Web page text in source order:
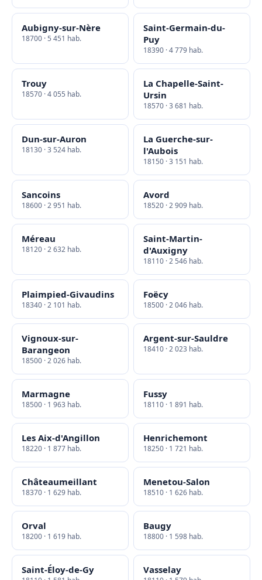
Aubigny-sur-Nère
18700 · 5 451 hab.
Saint-Germain-du-
Puy
18390 · 4 779 hab.
Trouy
18570 · 4 055 hab.
La Chapelle-Saint-
Ursin
18570 · 3 681 hab.
Dun-sur-Auron
18130 · 3 524 hab.
La Guerche-sur-
l'Aubois
18150 · 3 151 hab.
Sancoins
18600 · 2 951 hab.
Avord
18520 · 2 909 hab.
Méreau
18120 · 2 632 hab.
Saint-Martin-
d'Auxigny
18110 · 2 546 hab.
Plaimpied-Givaudins
18340 · 2 101 hab.
Foëcy
18500 · 2 046 hab.
Vignoux-sur-
Barangeon
18500 · 2 026 hab.
Argent-sur-Sauldre
18410 · 2 023 hab.
Marmagne
18500 · 1 963 hab.
Fussy
18110 · 1 891 hab.
Les Aix-d'Angillon
18220 · 1 877 hab.
Henrichemont
18250 · 1 721 hab.
Châteaumeillant
18370 · 1 629 hab.
Menetou-Salon
18510 · 1 626 hab.
Orval
18200 · 1 619 hab.
Baugy
18800 · 1 598 hab.
Saint-Éloy-de-Gy Vasselay